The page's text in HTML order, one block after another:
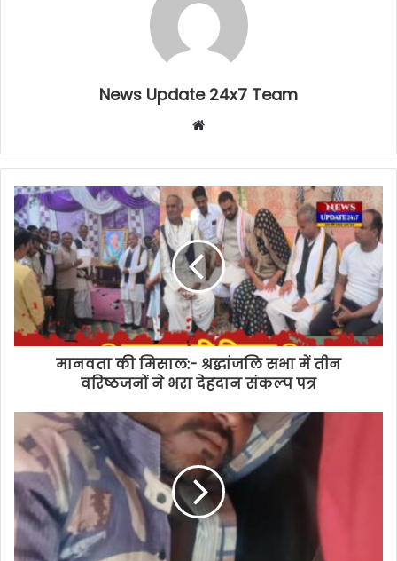
News Update 24x7 Team
Website
मानवता की मिसाल:- श्रद्धांजलि सभा में तीन
वरिष्ठजनों ने भरा देहदान संकल्प पत्र